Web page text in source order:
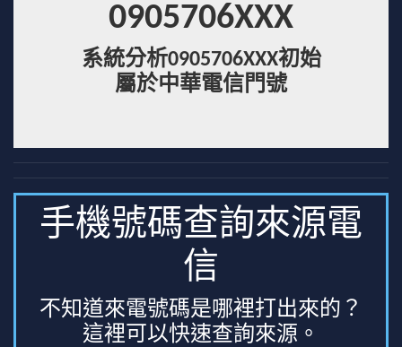
0905706XXX
系統分析0905706XXX初始
屬於中華電信門號
手機號碼查詢來源電
信
不知道來電號碼是哪裡打出來的？
這裡可以快速查詢來源。